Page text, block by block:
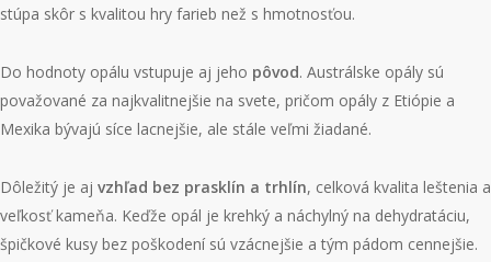
stúpa skôr s kvalitou hry farieb než s hmotnosťou.
Do hodnoty opálu vstupuje aj jeho pôvod. Austrálske opály sú
považované za najkvalitnejšie na svete, pričom opály z Etiópie a
Mexika bývajú síce lacnejšie, ale stále veľmi žiadané.
Dôležitý je aj vzhľad bez prasklín a trhlín, celková kvalita leštenia a
veľkosť kameňa. Keďže opál je krehký a náchylný na dehydratáciu,
špičkové kusy bez poškodení sú vzácnejšie a tým pádom cennejšie.